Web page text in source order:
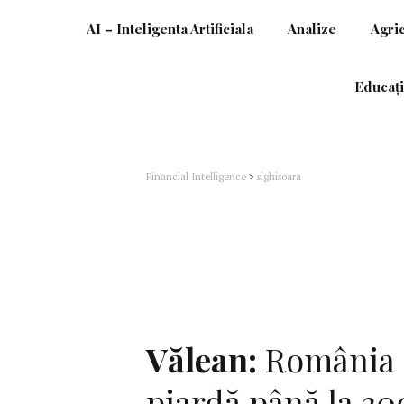
AI – Inteligenta Artificiala Analize
Financial Intelligence > sighisoara
Vălean: